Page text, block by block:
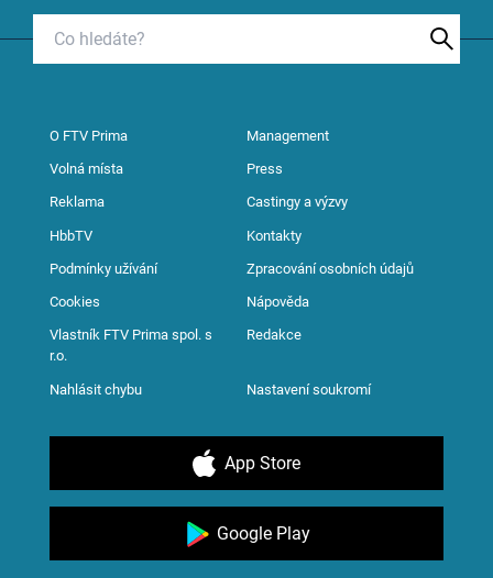
O FTV Prima Management
Volná místa Press
Reklama Castingy a výzvy
HbbTV Kontakty
Podmínky užívání Zpracování osobních údajů
Cookies Nápověda
Vlastník FTV Prima spol. s
r.o.
Redakce
Nahlásit chybu Nastavení soukromí
App Store
Google Play